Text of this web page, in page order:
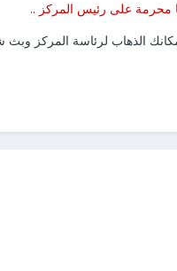
محرمة على رئيس المركز ..
الذهاب لرئاسة المركز